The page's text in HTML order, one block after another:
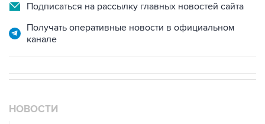
Подписаться на рассылку главных новостей сайта
Получать оперативные новости в официальном
канале
НОВОСТИ